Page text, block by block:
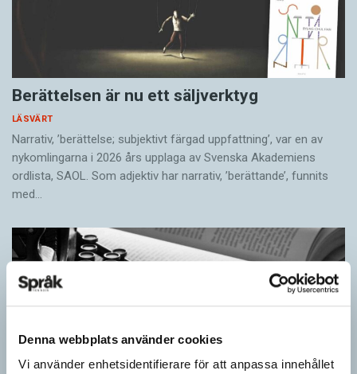
Denna webbplats använder cookies
Vi använder enhetsidentifierare för att anpassa innehållet
Berättelsen är nu ett säljverktyg
LÄSVÄRT
Narrativ, ’berättelse; subjektivt färgad uppfattning’, var en av
nykomlingarna i 2026 års upplaga av Svenska Akademiens
ordlista, SAOL. Som adjektiv har narrativ, ’berättande’, funnits
med…